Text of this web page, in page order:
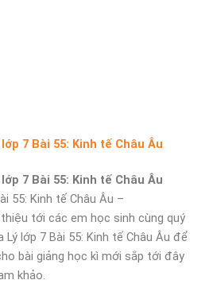
7 Bài 55: Kinh tế Châu Âu
7 Bài 55: Kinh tế Châu Âu
55: Kinh tế Châu Âu –
tới các em học sinh cùng quý
Lý lớp 7 Bài 55: Kinh tế Châu Âu để
bài giảng học kì mới sắp tới đây
khảo.